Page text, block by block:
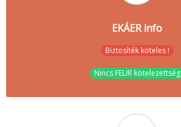
EKÁER info
Biztosíték köteles !
Nincs FELIR kötelezettség